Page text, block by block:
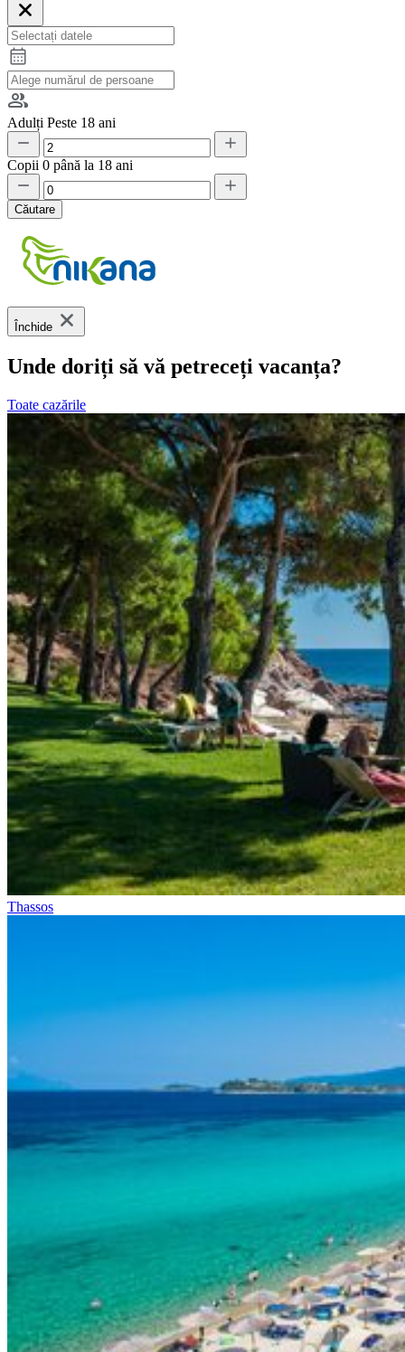
Adulți Peste 18 ani
Copii 0 până la 18 ani
Căutare
Închide
Unde doriți să vă petreceți vacanța?
Toate cazările
Thassos